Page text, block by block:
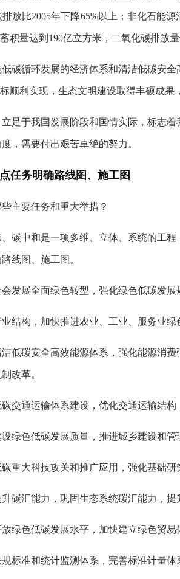
放比2005年下降65%以上；非化石能
积量达到190亿立方米，二氧化碳排放
低碳循环发展的经济体系和清洁低碳安
顺利实现，生态文明建设取得丰硕成果
足于我国发展阶段和国情实际，标志
，需要付出艰苦卓绝的努力。
任务明确路线图、施工图
主要任务和重大举措？
碳中和是一项多维、立体、系统的工
线图、施工图。
发展全面绿色转型，强化绿色低碳发
结构，加快推进农业、工业、服务业
低碳安全高效能源体系，强化能源消
改革。
交通运输体系建设，优化交通运输结
绿色低碳发展质量，推进城乡建设和
重大科技攻关和推广应用，强化基础
碳汇能力，巩固生态系统碳汇能力，提
绿色低碳发展水平，加快建立绿色贸
标准和统计监测体系，完善标准计量体